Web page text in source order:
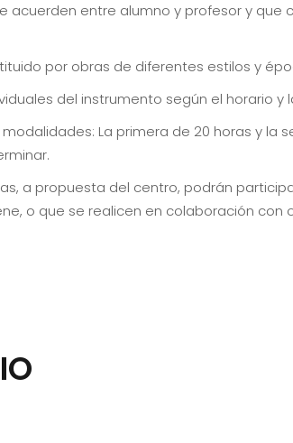
acuerden entre alumno y profesor y
por obras de diferentes estilos y
del instrumento según el horario
La primera de 20 horas y la
a propuesta del centro, podrán
o que se realicen en colaboración